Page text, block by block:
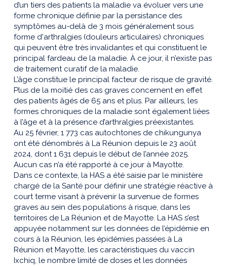
d’un tiers des patients la maladie va évoluer vers une
forme chronique définie par la persistance des
symptômes au-delà de 3 mois généralement sous
forme d'arthralgies (douleurs articulaires) chroniques
qui peuvent être très invalidantes et qui constituent le
principal fardeau de la maladie. À ce jour, il n’existe pas
de traitement curatif de la maladie.
L’âge constitue le principal facteur de risque de gravité.
Plus de la moitié des cas graves concernent en effet
des patients âgés de 65 ans et plus. Par ailleurs, les
formes chroniques de la maladie sont également liées
à l’âge et à la présence d’arthralgies préexistantes.
Au 25 février, 1 773 cas autochtones de chikungunya
ont été dénombrés à La Réunion depuis le 23 août
2024, dont 1 631 depuis le début de l’année 2025.
Aucun cas n’a été rapporté à ce jour à Mayotte.
Dans ce contexte, la HAS a été saisie par le ministère
chargé de la Santé pour définir une stratégie réactive à
court terme visant à prévenir la survenue de formes
graves au sein des populations à risque, dans les
territoires de La Réunion et de Mayotte. La HAS s’est
appuyée notamment sur les données de l’épidémie en
cours à la Réunion, les épidémies passées à La
Réunion et Mayotte, les caractéristiques du vaccin
Ixchiq, le nombre limité de doses et les données